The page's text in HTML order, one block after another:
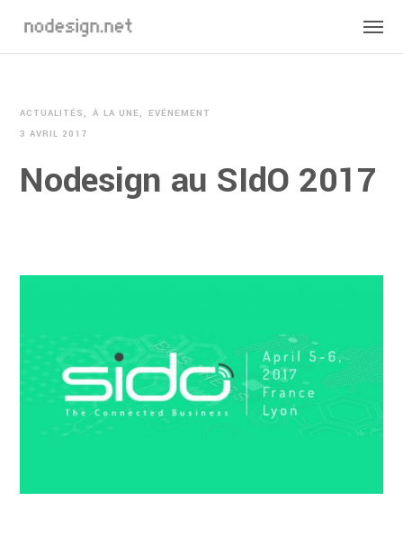
ACTUALITÉS À LA UNE
EVÉNEMENT
3 AVRIL 2017
Nodesign au SIdO 2017